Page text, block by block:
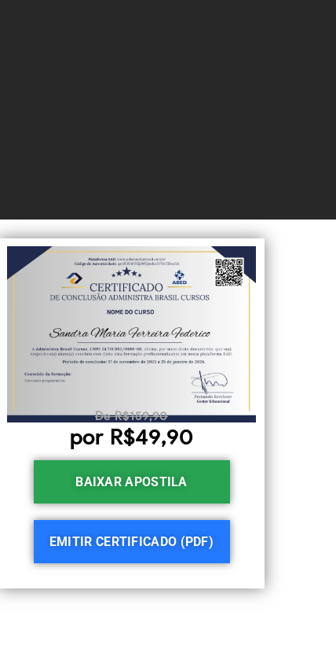
De R$159,90
por R$49,90
BAIXAR APOSTILA
EMITIR CERTIFICADO (PDF)